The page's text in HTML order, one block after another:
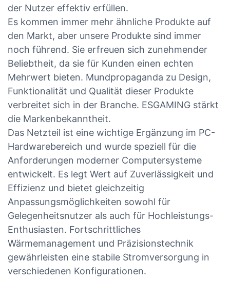
der Nutzer effektiv erfüllen.
Es kommen immer mehr ähnliche Produkte auf
den Markt, aber unsere Produkte sind immer
noch führend. Sie erfreuen sich zunehmender
Beliebtheit, da sie für Kunden einen echten
Mehrwert bieten. Mundpropaganda zu Design,
Funktionalität und Qualität dieser Produkte
verbreitet sich in der Branche. ESGAMING stärkt
die Markenbekanntheit.
Das Netzteil ist eine wichtige Ergänzung im PC-
Hardwarebereich und wurde speziell für die
Anforderungen moderner Computersysteme
entwickelt. Es legt Wert auf Zuverlässigkeit und
Effizienz und bietet gleichzeitig
Anpassungsmöglichkeiten sowohl für
Gelegenheitsnutzer als auch für Hochleistungs-
Enthusiasten. Fortschrittliches
Wärmemanagement und Präzisionstechnik
gewährleisten eine stabile Stromversorgung in
verschiedenen Konfigurationen.